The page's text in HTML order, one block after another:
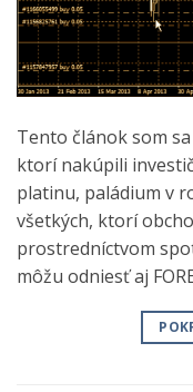
Tento článok som
ktorí nakúpili
platinu, paládium v
všetkých, ktorí
prostredníctvom
môžu odniesť aj